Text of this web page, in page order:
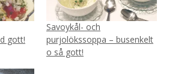
gott!
Savoykål- och
purjolökssoppa – busenkelt
o så gott!